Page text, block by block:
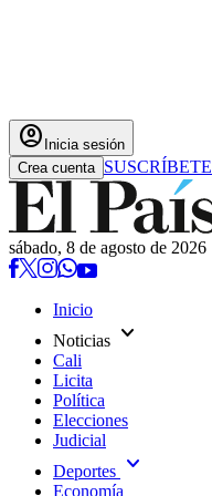
account_circle Inicia sesión
Crea cuenta SUSCRÍBETE
sábado, 8 de agosto de 2026
Inicio
Noticias expand_more
Cali
Licita
Política
Elecciones
Judicial
Deportes expand_more
Economía